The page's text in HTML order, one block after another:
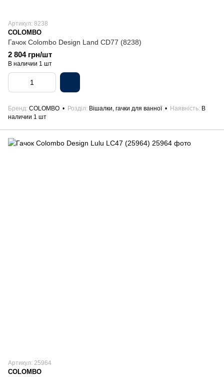
Артикул: 8238
COLOMBO
Гачок Colombo Design Land CD77 (8238)
2 804 грн/шт
В наличии 1 шт
Бренд COLOMBO Розділ Вішалки, гачки для ванної Наявність В
наличии 1 шт
Артикул: 25964
COLOMBO